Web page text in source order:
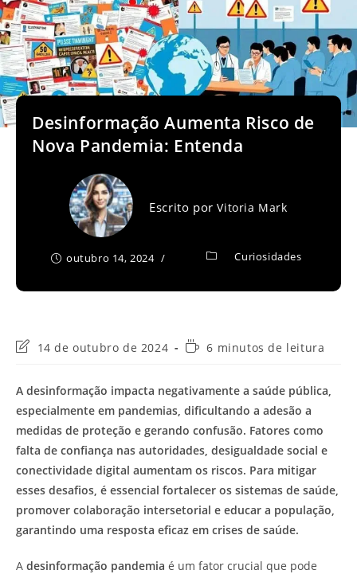
Desinformação Aumenta Risco de
Nova Pandemia: Entenda
Escrito porVitoria Mark
outubro 14, 2024 Curiosidades
Última
post:
14 de outubro de 2024
Tempo6 minutos de leitura
A desinformação impacta negativamente a saúde pública,
especialmente em pandemias, dificultando a adesão a
medidas de proteção e gerando confusão. Fatores como
falta de confiança nas autoridades, desigualdade social e
conectividade digital aumentam os riscos. Para mitigar
esses desafios, é essencial fortalecer os sistemas de saúde,
promover colaboração intersetorial e educar a população,
garantindo uma resposta eficaz em crises de saúde.
A desinformação pandemia é um fator crucial que pode